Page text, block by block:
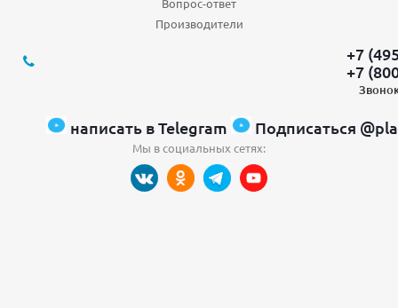
Вопрос-ответ
Производители
+7
+7
написать в Telegram Подписаться
Мы в социальных сетях: